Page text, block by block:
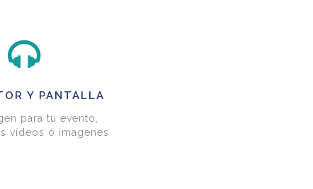
Y PANTALLA
para tu evento,
vídeos ó imagenes